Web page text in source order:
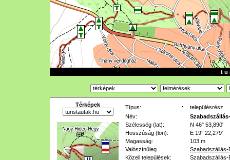
t u
Térképek Típus:
településrész
Név:
Szélesség (lat):
N 46° 53,890'
Hosszúság (lon):
E 19° 22,279'
Magasság:
103 m
Valószínűleg
Közeli települések: